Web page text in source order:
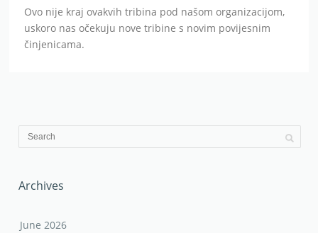
Ovo nije kraj ovakvih tribina pod našom organizacijom,
uskoro nas očekuju nove tribine s novim povijesnim
činjenicama.
Archives
June 2026